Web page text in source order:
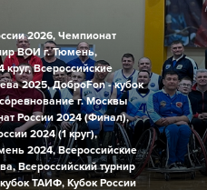
2026, Чемпионат
ВОИ г. Тюмень,
круг, Всероссийские
2025, ДоброFon - кубок
г. Москвы
России 2024 (Финал),
2024 (1 круг),
2024, Всероссийские
Всероссийский турнир
ТАИФ, Кубок России